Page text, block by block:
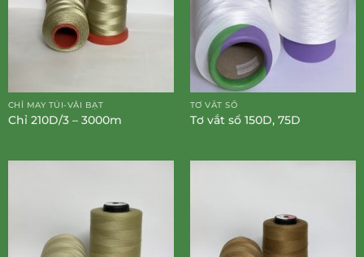
CHỈ MAY TÚI-VẢI BẠT
Chỉ 210D/3 – 3000m
TƠ VẮT SỔ
Tơ vắt sổ 150D, 75D